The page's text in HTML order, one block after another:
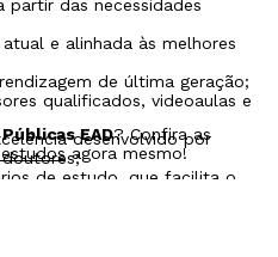
partir das necessidades
e alinhada às melhores
de última geração;
qualificados, videoaulas e
desenvolvido por
de estudo, que facilita o
para um método efetivo
EAD? Confira as
agora mesmo!